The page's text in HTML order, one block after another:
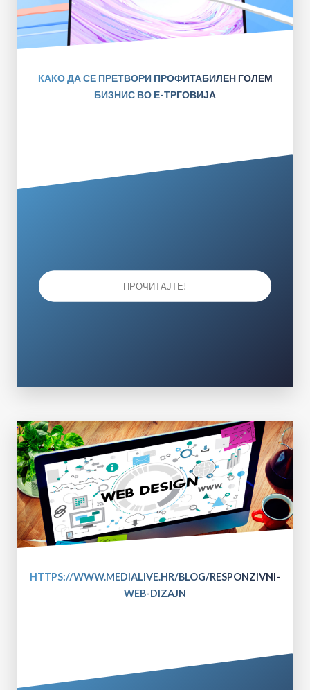
КАКО ДА СЕ ПРЕТВОРИ ПРОФИТАБИЛЕН ГОЛЕМ
БИЗНИС ВО Е-ТРГОВИЈА
ПРОЧИТАЈТЕ!
HTTPS://WWW.MEDIALIVE.HR/BLOG/RESPONZIVNI-
WEB-DIZAJN